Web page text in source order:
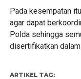
Pada kesempatan
agar dapat
Polda sehingga
disertifikatkan
ARTIKEL TAG: